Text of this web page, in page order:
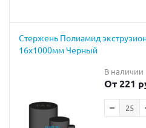
Cтержень Полиамид
16х1000мм Черный
В наличии
От 221